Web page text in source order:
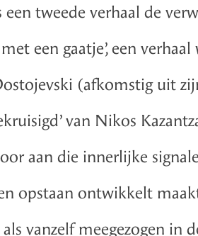
een tweede verhaal de
een gaatje’, een
(afkomstig uit
van Nikos
aan die innerlijke
opstaan ontwikkelt
vanzelf meegezogen in